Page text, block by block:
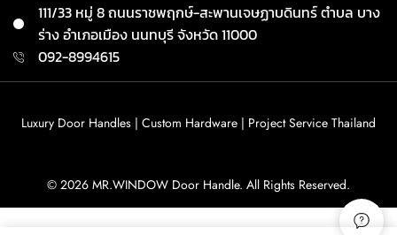
111/33 หมู่ 8 ถนนราชพฤกษ์-สะพานเจษฏาบดินทร์ ตำบล บาง
ร่าง อำเภอเมือง นนทบุรี จังหวัด 11000
092-8994615
© 2026 MR.WINDOW Door Handle. All Rights Reserved.
Luxury Door Handles | Custom Hardware | Project Service Thailand